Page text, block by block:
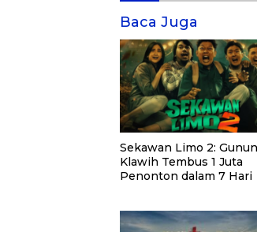
Baca Juga
Sekawan Limo 2:
Klawih Tembus 1 Juta
Penonton dalam 7 Hari